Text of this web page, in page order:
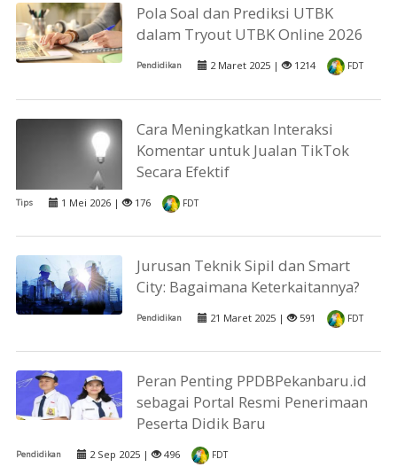
Pola Soal dan Prediksi UTBK
dalam Tryout UTBK Online 2026
Pendidikan 2 Maret 2025 | 1214 FDT
Cara Meningkatkan Interaksi
Komentar untuk Jualan TikTok
Secara Efektif
Tips 1 Mei 2026 | 176 FDT
Jurusan Teknik Sipil dan Smart
City: Bagaimana Keterkaitannya?
Pendidikan 21 Maret 2025 | 591 FDT
Peran Penting PPDBPekanbaru.id
sebagai Portal Resmi Penerimaan
Peserta Didik Baru
Pendidikan 2 Sep 2025 | 496 FDT